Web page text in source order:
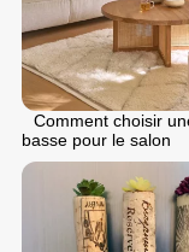
Comment choisir
basse pour le salon